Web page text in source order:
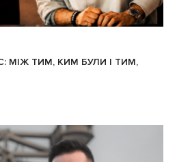
МІЖ ТИМ, КИМ БУЛИ І ТИМ,